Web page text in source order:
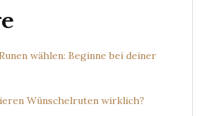
wählen: Beginne bei deiner
Wünschelruten wirklich?